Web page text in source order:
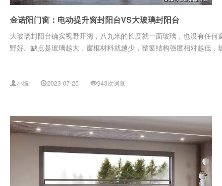
金诺阳门窗：电动提升窗封阳台VS大玻璃封阳台
大玻璃封阳台确实视野开阔，八九米的长度就一面玻璃，也没有任
野好。缺点是玻璃越大，窗框材料就越少，整窗结构强度相对越低
小编 2023-07-25 943次浏览